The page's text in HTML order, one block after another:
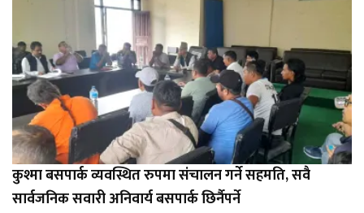
कुश्मा बसपार्क व्यवस्थित रुपमा संचालन गर्ने सहमति, सवै
सार्वजनिक सवारी अनिवार्य बसपार्क छिर्नैपर्ने